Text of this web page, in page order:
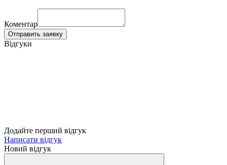
Коментар
Отправить заявку
Відгуки
Додайте перший відгук
Написати відгук
Новий відгук